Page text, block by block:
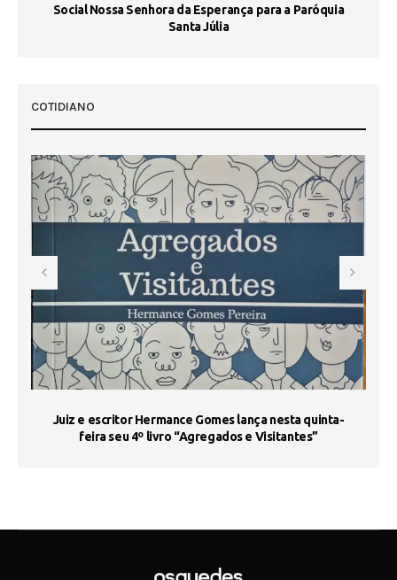
Social Nossa Senhora da Esperança para a Paróquia
Santa Júlia
COTIDIANO
Juiz e escritor Hermance Gomes lança nesta quinta-
feira seu 4º livro “Agregados e Visitantes”